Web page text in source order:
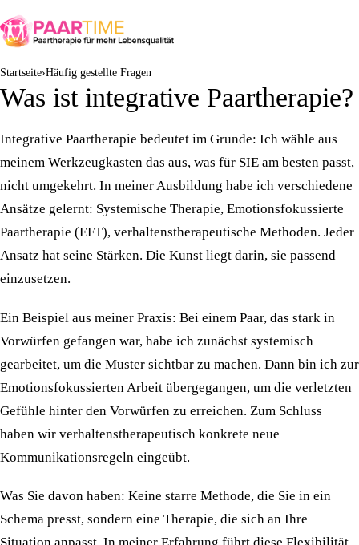
Startseite Häufig gestellte Fragen
Was ist integrative Paartherapie?
Integrative Paartherapie bedeutet im Grunde: Ich wähle aus
meinem Werkzeugkasten das aus, was für SIE am besten passt,
nicht umgekehrt. In meiner Ausbildung habe ich verschiedene
Ansätze gelernt: Systemische Therapie, Emotionsfokussierte
Paartherapie (EFT), verhaltenstherapeutische Methoden. Jeder
Ansatz hat seine Stärken. Die Kunst liegt darin, sie passend
einzusetzen.
Ein Beispiel aus meiner Praxis: Bei einem Paar, das stark in
Vorwürfen gefangen war, habe ich zunächst systemisch
gearbeitet, um die Muster sichtbar zu machen. Dann bin ich zur
Emotionsfokussierten Arbeit übergegangen, um die verletzten
Gefühle hinter den Vorwürfen zu erreichen. Zum Schluss
haben wir verhaltenstherapeutisch konkrete neue
Kommunikationsregeln eingeübt.
Was Sie davon haben: Keine starre Methode, die Sie in ein
Schema presst, sondern eine Therapie, die sich an Ihre